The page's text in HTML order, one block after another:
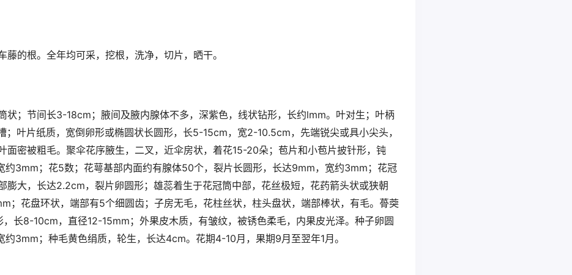
藤的根。全年均可采，挖根，洗净，切片，晒干。
状；节间长3-18cm；腋间及腋内腺体不多，深紫色，线状钻形，长约lmm。叶对生；叶柄
；叶片纸质，宽倒卵形或椭圆状长圆形，长5-15cm，宽2-10.5cm，先端锐尖或具小尖头，
面密被粗毛。聚伞花序腋生，二叉，近伞房状，着花15-20朵；苞片和小苞片披针形，钝
约3mm；花5数；花萼基部内面约有腺体50个，裂片长圆形，长达9mm，宽约3mm；花冠
膨大，长达2.2cm，裂片卵圆形；雄蕊着生于花冠筒中部，花丝极短，花药箭头状或狭朝
；花盘环状，端部有5个细圆齿；子房无毛，花柱丝状，柱头盘状，端部棒状，有毛。蓇葖
，长8-10cm，直径12-15mm；外果皮木质，有皱纹，被锈色柔毛，内果皮光泽。种子卵圆
约3mm；种毛黄色绢质，轮生，长达4cm。花期4-10月，果期9月至翌年1月。